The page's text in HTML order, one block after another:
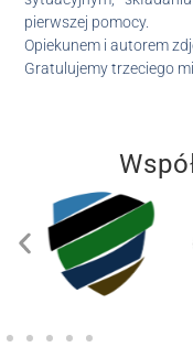
pierwszej pomocy.
Opiekunem i autorem
Gratulujemy trzeciego